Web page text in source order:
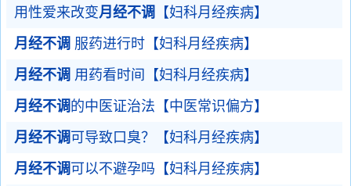
用性爱来改变月经不调 【妇科月经疾病】
月经不调 服药进行时【妇科月经疾病】
月经不调 用药看时间【妇科月经疾病】
月经不调 的中医证治法【中医常识偏方】
月经不调 可导致口臭？【妇科月经疾病】
月经不调 可以不避孕吗【妇科月经疾病】